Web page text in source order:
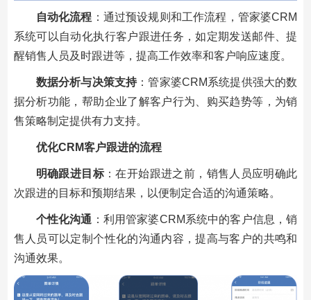
自动化流程 ：通过预设规则和工作流程，管家婆CRM
系统可以自动化执行客户跟进任务，如定期发送邮件、提
醒销售人员及时跟进等，提高工作效率和客户响应速度。
数据分析与决策支持：管家婆CRM系统提供强大的数
据分析功能，帮助企业了解客户行为、购买趋势等，为销
售策略制定提供有力支持。
优化CRM客户跟进的流程
明确跟进目标：在开始跟进之前，销售人员应明确此
次跟进的目标和预期结果，以便制定合适的沟通策略。
个性化沟通 ：利用管家婆CRM系统中的客户信息，销
售人员可以定制个性化的沟通内容，提高与客户的共鸣和
沟通效果。